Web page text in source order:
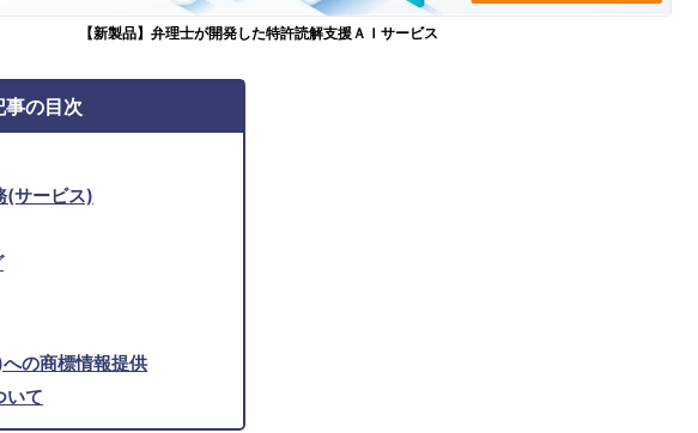
【新製品】弁理士が開発した特許読解支援ＡＩサービス
の目次
(サービス)
の商標情報提供
いて